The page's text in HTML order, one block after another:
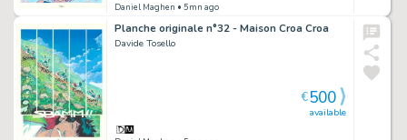
Daniel Maghen • 5mn ago
Planche originale n°32 - Maison Croa Croa
Davide Tosello
available
€500